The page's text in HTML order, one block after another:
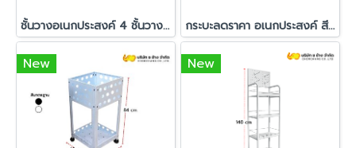
ชั้นวางอเนกประสงค์ 4 ชั้นวาง + ฮุกแขวน รุ่น ลูก้า สีดำ กระบะลดราคา อเนกประสงค์ สีดำ รุ่นเอโดะ (มีล้อหมุน 360°)
New New